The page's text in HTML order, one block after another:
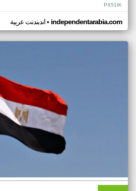
PX51IK
اندبندنت عربية• independentarabia.com